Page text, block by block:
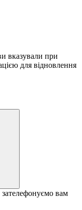
вказували при
для відновлення
вам